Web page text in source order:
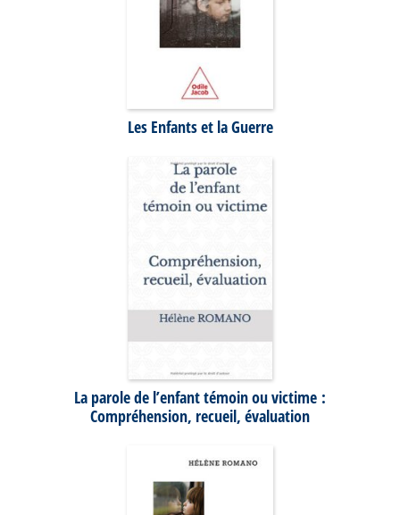
Les Enfants et la Guerre
La parole de l’enfant témoin ou victime :
Compréhension, recueil, évaluation